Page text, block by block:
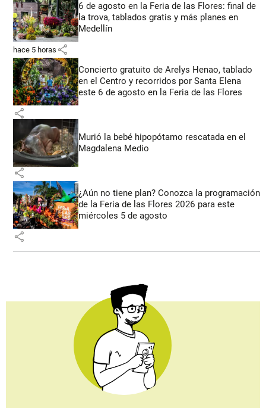
6 de agosto en la Feria de las Flores: final de
la trova, tablados gratis y más planes en
Medellín
hace 5 horas share
Concierto gratuito de Arelys Henao, tablado
en el Centro y recorridos por Santa Elena
este 6 de agosto en la Feria de las Flores
share
Murió la bebé hipopótamo rescatada en el
Magdalena Medio
share
¿Aún no tiene plan? Conozca la programación
de la Feria de las Flores 2026 para este
miércoles 5 de agosto
share